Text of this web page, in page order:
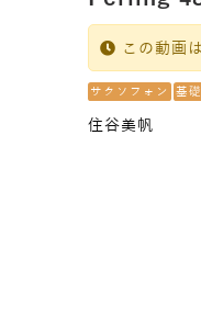
この動画
サクソフォン 基
住谷美帆